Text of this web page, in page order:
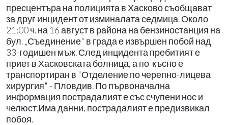
пресцентъра на полицията в Хасково съобщават
за друг инцидент от изминалата седмица. Около
21:00 ч. на 16 август в района на бензиностанция на
бул. „Съединение" в града е извършен побой над
33-годишен мъж. След инцидента пребитият е
приет в Хасковската болница, а по-късно е
транспортиран в "Отделение по черепно-лицева
хирургия" - Пловдив. По първоначална
информация пострадалият е със счупени нос и
челюст.Има данни, пострадалият е предизвикал
побоя.